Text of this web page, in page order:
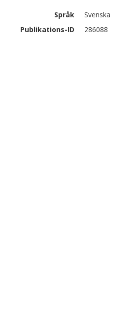
Språk
Svenska
Publikations-ID
286088